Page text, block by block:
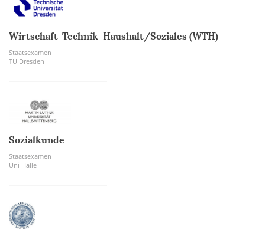
Wirtschaft-Technik-Haushalt/Soziales (WTH)
Staatsexamen
TU Dresden
Sozialkunde
Staatsexamen
Uni Halle